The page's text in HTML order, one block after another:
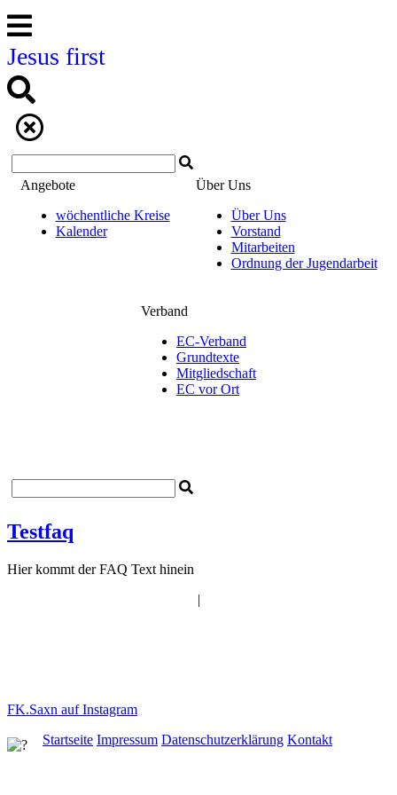
Jesus first
Angebote
wöchentliche Kreise
Kalender
Über Uns
Über Uns
Vorstand
Mitarbeiten
Ordnung der Jugendarbeit
Verband
EC-Verband
Grundtexte
Mitgliedschaft
EC vor Ort
Testfaq
Hier kommt der FAQ Text hinein
|
FK.Saxn auf Instagram
Startseite Impressum Datenschutzerklärung Kontakt